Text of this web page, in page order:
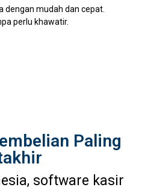
dengan mudah dan cepat.
perlu khawatir.
Paling
software kasir